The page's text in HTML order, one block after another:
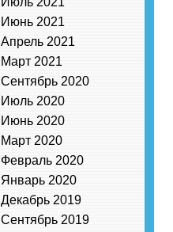
Июнь 2021
Апрель 2021
Март 2021
Сентябрь 2020
Июль 2020
Июнь 2020
Март 2020
Февраль 2020
Январь 2020
Декабрь 2019
Сентябрь 2019